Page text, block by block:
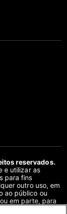
reservados.
e utilizar as
para fins
outro uso, em
ao público ou
em parte, para